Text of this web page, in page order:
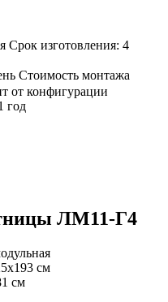
Срок изготовления: 4
Стоимость монтажа
от конфигурации
год
ЛМ11-Г4
см
см